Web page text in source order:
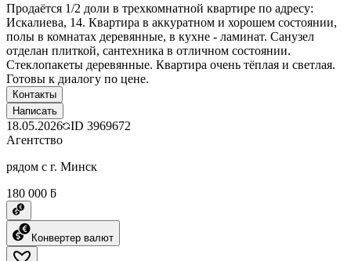
Продаётся 1/2 доли в трехкомнатной квартире по адресу:
Искалиева, 14. Квартира в аккуратном и хорошем состоянии,
полы в комнатах деревянные, в кухне - ламинат. Санузел
отделан плиткой, сантехника в отличном состоянии.
Стеклопакеты деревянные. Квартира очень тёплая и светлая.
Готовы к диалогу по цене.
Контакты
Написать
18.05.2026 ID 3969672
Агентство
рядом с г. Минск
180 000 ƃ
Конвертер валют